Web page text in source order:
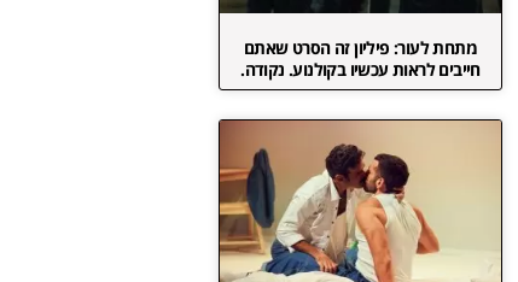
מתחת לעור: פיליון זה הסרט שאתם
חייבים לראות עכשיו בקולנוע. נקודה.